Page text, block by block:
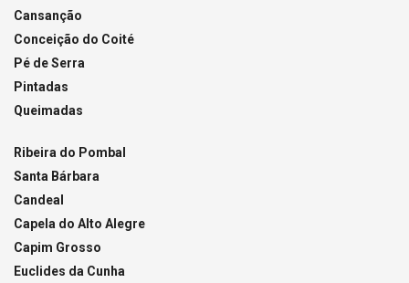
Cansanção
Conceição do Coité
Pé de Serra
Pintadas
Queimadas
Ribeira do Pombal
Santa Bárbara
Candeal
Capela do Alto Alegre
Capim Grosso
Euclides da Cunha